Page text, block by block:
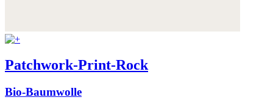
Patchwork-Print-Rock
Bio-Baumwolle